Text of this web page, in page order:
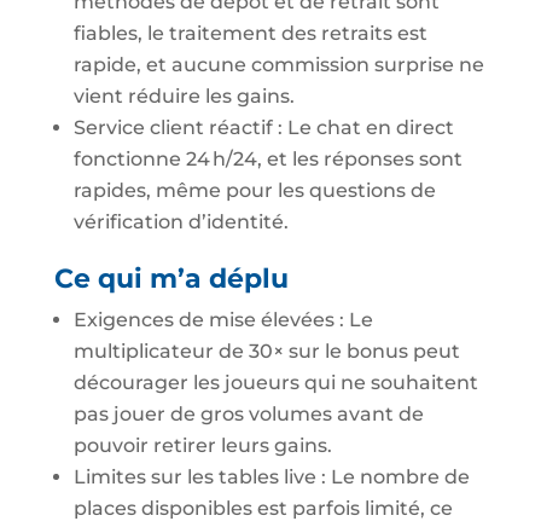
fiables, le traitement des retraits est
rapide, et aucune commission surprise ne
vient réduire les gains.
Service client réactif : Le chat en direct
fonctionne 24 h/24, et les réponses sont
rapides, même pour les questions de
vérification d’identité.
Ce qui m’a déplu
Exigences de mise élevées : Le
multiplicateur de 30× sur le bonus peut
décourager les joueurs qui ne souhaitent
pas jouer de gros volumes avant de
pouvoir retirer leurs gains.
Limites sur les tables live : Le nombre de
places disponibles est parfois limité, ce